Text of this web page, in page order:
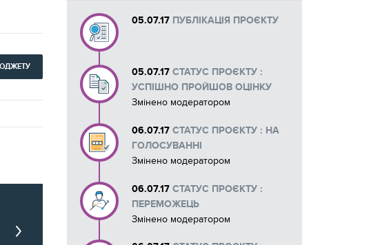
05.07.17 ПУБЛІКАЦІЯ ПРОЄКТУ
05.07.17 СТАТУС ПРОЄКТУ :
УСПІШНО ПРОЙШОВ ОЦІНКУ
Змінено модератором
06.07.17 СТАТУС ПРОЄКТУ : НА
ГОЛОСУВАННІ
Змінено модератором
06.07.17 СТАТУС ПРОЄКТУ :
ПЕРЕМОЖЕЦЬ
Змінено модератором